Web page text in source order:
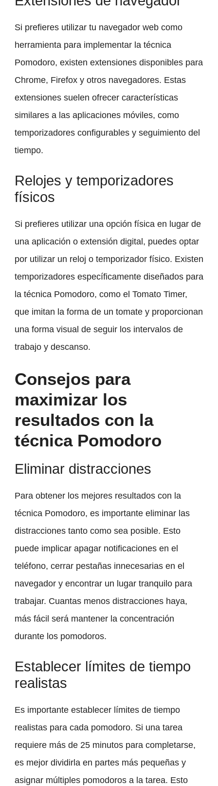
Si prefieres utilizar tu navegador web como
herramienta para implementar la técnica
Pomodoro, existen extensiones disponibles para
Chrome, Firefox y otros navegadores. Estas
extensiones suelen ofrecer características
similares a las aplicaciones móviles, como
temporizadores configurables y seguimiento del
tiempo.
Relojes y temporizadores
físicos
Si prefieres utilizar una opción física en lugar de
una aplicación o extensión digital, puedes optar
por utilizar un reloj o temporizador físico. Existen
temporizadores específicamente diseñados para
la técnica Pomodoro, como el Tomato Timer,
que imitan la forma de un tomate y proporcionan
una forma visual de seguir los intervalos de
trabajo y descanso.
Consejos para
maximizar los
resultados con la
técnica Pomodoro
Eliminar distracciones
Para obtener los mejores resultados con la
técnica Pomodoro, es importante eliminar las
distracciones tanto como sea posible. Esto
puede implicar apagar notificaciones en el
teléfono, cerrar pestañas innecesarias en el
navegador y encontrar un lugar tranquilo para
trabajar. Cuantas menos distracciones haya,
más fácil será mantener la concentración
durante los pomodoros.
Establecer límites de tiempo
realistas
Es importante establecer límites de tiempo
realistas para cada pomodoro. Si una tarea
requiere más de 25 minutos para completarse,
es mejor dividirla en partes más pequeñas y
asignar múltiples pomodoros a la tarea. Esto